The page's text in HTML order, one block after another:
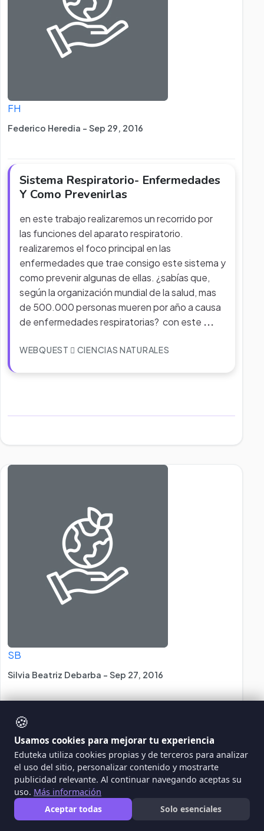
FH
Federico Heredia - Sep 29, 2016
Sistema Respiratorio- Enfermedades
Y Como Prevenirlas
en este trabajo realizaremos un recorrido por
las funciones del aparato respiratorio.
realizaremos el foco principal en las
enfermedades que trae consigo este sistema y
como prevenir algunas de ellas. ¿sabías que,
según la organización mundial de la salud, mas
de 500.000 personas mueren por año a causa
de enfermedades respiratorias? con este ...
WEBQUEST CIENCIAS NATURALES
SB
Silvia Beatriz Debarba - Sep 27, 2016
La Germinación
que los alumnos realicen un experimento
sencillo para poder entender qué es la
germinación, reconocer los factores que
necesitan las semillas para poder germinar,
comparen los tipos de germinación hipogea y
🍪
Usamos cookies para mejorar tu experiencia
Eduteka utiliza cookies propias y de terceros para analizar
el uso del sitio, personalizar contenido y mostrarte
publicidad relevante. Al continuar navegando aceptas su
uso. Más información
Aceptar todas
Solo esenciales